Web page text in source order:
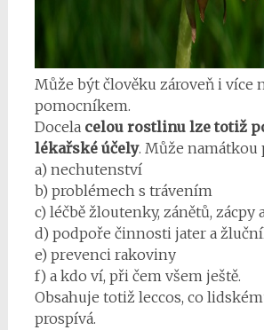
Může být člověku zároveň i více
pomocníkem.
Docela celou rostlinu lze totiž
lékařské účely. Může
a) nechutenství
b) problémech s trávením
c) léčbě žloutenky, zánětů, zácpy
d) podpoře činnosti jater a
e) prevenci rakoviny
f) a kdo ví, při čem všem ještě.
Obsahuje totiž leccos, co
prospívá.